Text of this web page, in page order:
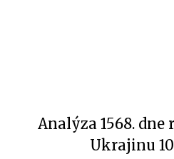
Analýza 1568. dne
Ukrajinu